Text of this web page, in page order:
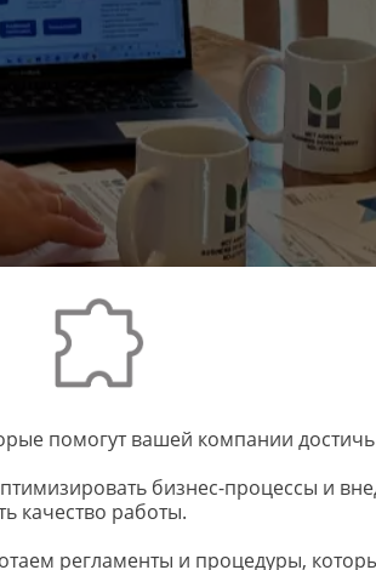
помогут вашей компании
бизнес-процессы и
качество работы.
регламенты и процедуры,